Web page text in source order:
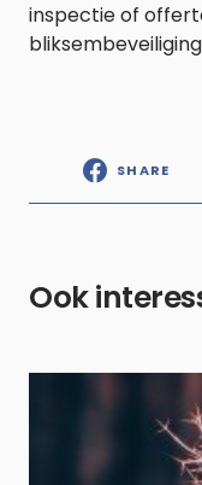
inspectie of
SHARE
Ook